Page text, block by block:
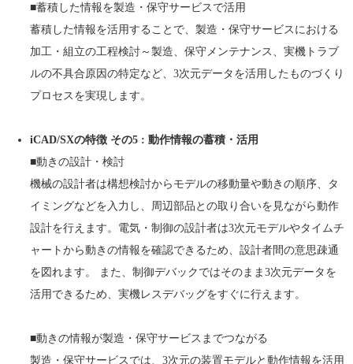
■蓄積した情報を製造・保守サービスで活用
蓄積した情報を活用することで、製造・保守サービスにおける
加工・組立の工程検討～製造、保守メンテナンス、実機トラブ
ルの不具合原因の特定など、3次元データを活用したものづくり
プロセスを実現します。
iCAD/SXの特徴 その5 : 動作情報の蓄積・活用
■動きの設計・検討
機械の設計者は構想検討からモデルの移動量や動きの順序、タ
イミングなどを入力し、周辺部品との取り合いを見ながら動作
設計を行えます。電気・制御の設計者は3次元モデルやタイムチ
ャートから動きの情報を確認できるため、設計者間の意思疎通
を図れます。 また、制御デバックではそのまま3次元データを
活用できるため、実機レスデバッグをすぐに行えます。
■動きの情報が製造・保守サービスまでつながる
製造・保守サービスでは、3次元の装置モデルと動作情報を活用